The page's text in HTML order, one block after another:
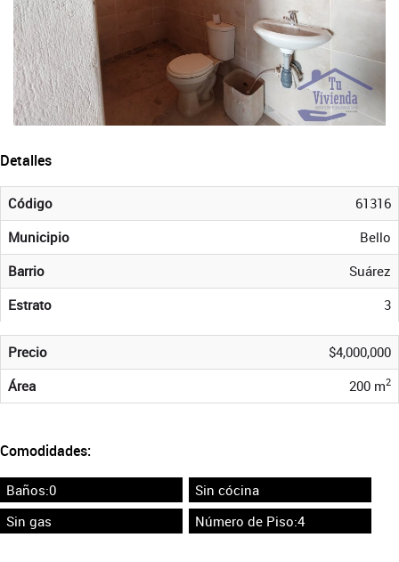
Detalles
Código
61316
Municipio
Bello
Barrio
Suárez
Estrato
3
Precio
$4,000,000
Área
200 m2
Comodidades:
Baños:0
Sin cócina
Sin gas
Número de Piso:4